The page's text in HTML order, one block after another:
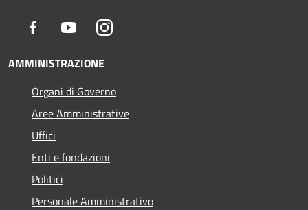
Facebook YoutubeInstagram
AMMINISTRAZIONE
Organi di Governo
Aree Amministrative
Uffici
Enti e fondazioni
Politici
Personale Amministrativo